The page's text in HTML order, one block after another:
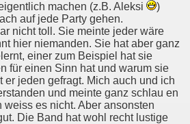
machen (z.B. Aleksi
)
auf jede Party gehen.
nicht toll. Sie meinte jeder wäre
hier niemanden. Sie hat aber ganz
einer zum Beispiel hat sie
für einen Sinn hat und warum sie
er jeden gefragt. Mich auch und ich
und meinte ganz schlau en
weiss es nicht. Aber ansonsten
Die Band hat wohl recht lustige